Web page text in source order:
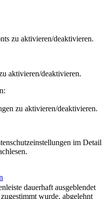
zu aktivieren/deaktivieren.
aktivieren/deaktivieren.
zu aktivieren/deaktivieren.
im Detail
dauerhaft ausgeblendet
wurde, abgelehnt